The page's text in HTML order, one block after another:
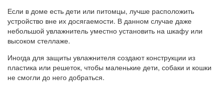
Если в доме есть дети или питомцы, лучше расположить
устройство вне их досягаемости. В данном случае даже
небольшой увлажнитель уместно установить на шкафу или
высоком стеллаже.
Иногда для защиты увлажнителя создают конструкции из
пластика или решеток, чтобы маленькие дети, собаки и кошки
не смогли до него добраться.